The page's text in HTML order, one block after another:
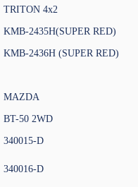
TRITON 4x2
KMB-2435H(SUPER RED)
KMB-2436H (SUPER RED)
MAZDA
BT-50 2WD
340015-D
340016-D